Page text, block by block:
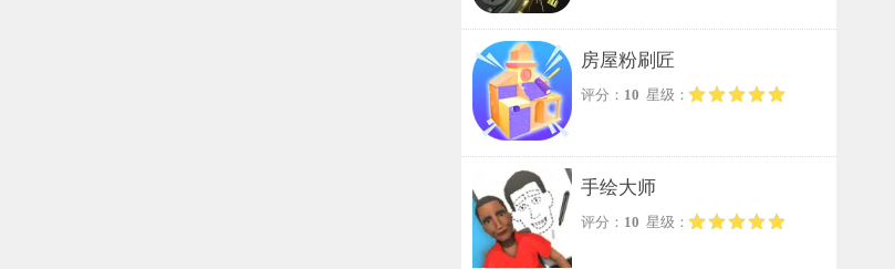
房屋粉刷匠
评分： 10 星级：
手绘大师
评分： 10 星级：